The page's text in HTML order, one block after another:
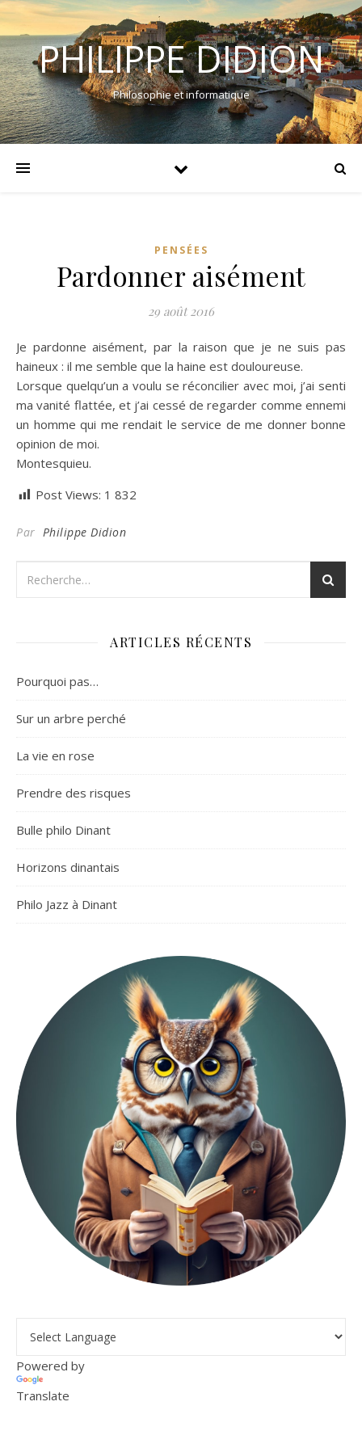
PHILIPPE DIDION
Philosophie et informatique
PENSÉES
Pardonner aisément
29 août 2016
Je pardonne aisément, par la raison que je ne suis pas
haineux : il me semble que la haine est douloureuse.
Lorsque quelqu’un a voulu se réconcilier avec moi, j’ai senti
ma vanité flattée, et j’ai cessé de regarder comme ennemi
un homme qui me rendait le service de me donner bonne
opinion de moi.
Montesquieu.
Post Views: 1 832
Par Philippe Didion
ARTICLES RÉCENTS
Pourquoi pas…
Sur un arbre perché
La vie en rose
Prendre des risques
Bulle philo Dinant
Horizons dinantais
Philo Jazz à Dinant
Powered by
Translate